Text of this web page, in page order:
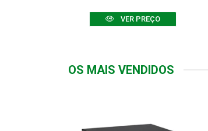
VER PREÇO
OS MAIS VENDIDOS